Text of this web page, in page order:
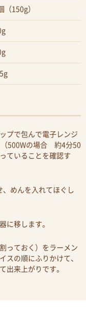
（150g）
プで包んで電子レンジ
（500Wの場合 約4分50
ていることを確認す
めんを入れてほぐし
に移します。
っておく）をラーメン
スの順にふりかけて、
出来上がりです。